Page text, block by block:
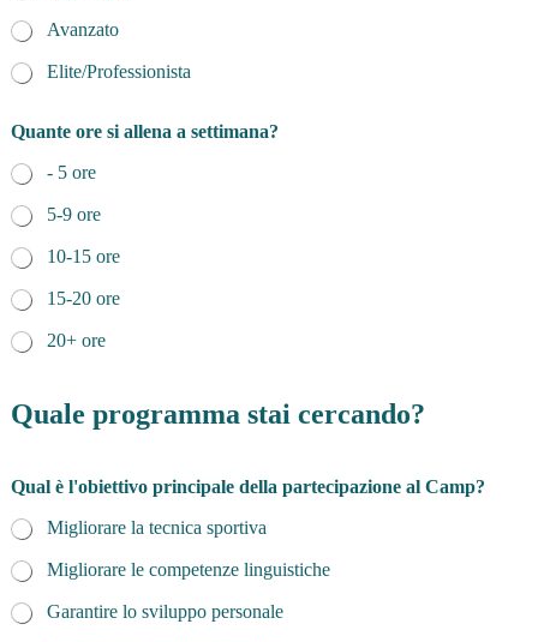
Avanzato
Elite/Professionista
Quante ore si allena a settimana?
- 5 ore
5-9 ore
10-15 ore
15-20 ore
20+ ore
d
r
m
i
n
Quale programma stai cercando?
Qual è l'obiettivo principale della partecipazione al Camp?
Migliorare la tecnica sportiva
Migliorare le competenze linguistiche
Garantire lo sviluppo personale